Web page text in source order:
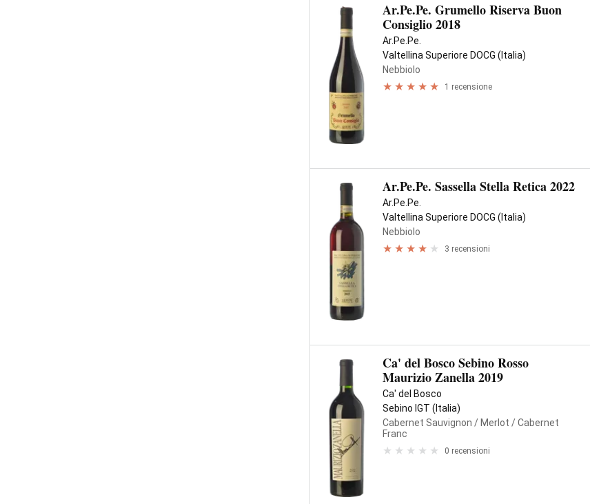
Ar.Pe.Pe. Grumello Riserva Buon
Consiglio 2018
Ar.Pe.Pe.
Valtellina Superiore DOCG (Italia)
Nebbiolo
1 recensione
Ar.Pe.Pe. Sassella Stella Retica 2022
Ar.Pe.Pe.
Valtellina Superiore DOCG (Italia)
Nebbiolo
3 recensioni
Ca' del Bosco Sebino Rosso
Maurizio Zanella 2019
Ca' del Bosco
Sebino IGT (Italia)
Cabernet Sauvignon / Merlot / Cabernet
Franc
0 recensioni